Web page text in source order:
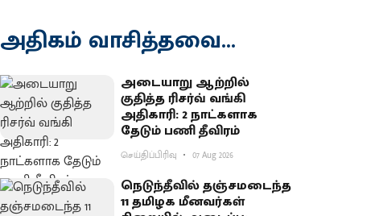
அதிகம் வாசித்தவை...
அடையாறு ஆற்றில்
குதித்த ரிசர்வ் வங்கி
அதிகாரி: 2 நாட்களாக
தேடும் பணி தீவிரம்
செய்திப்பிரிவு 07 Aug 2026
நெடுந்தீவில் தஞ்சமடைந்த
11 தமிழக மீனவர்கள்